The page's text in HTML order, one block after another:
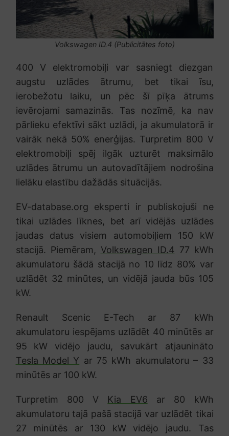
Volkswagen ID.4 (Publicitātes foto)
400 V elektromobiļi var sasniegt diezgan
augstu uzlādes ātrumu, bet tikai īsu,
ierobežotu laiku, un pēc šī pīķa ātrums
ievērojami samazinās. Tas nozīmē, ka nav
pārlieku efektīvi sākt uzlādi, ja akumulatorā ir
vairāk nekā 50% enerģijas. Turpretim 800 V
elektromobiļi spēj ilgāk uzturēt maksimālo
uzlādes ātrumu un autovadītājiem nodrošina
lielāku elastību dažādās situācijās.
EV-database.org eksperti ir publiskojuši ne
tikai uzlādes līknes, bet arī vidējās uzlādes
jaudas datus visiem automobiļiem 150 kW
stacijā. Piemēram, Volkswagen ID.4 77 kWh
akumulatoru šādā stacijā no 10 līdz 80% var
uzlādēt 32 minūtes, un vidējā jauda būs 105
kW.
Renault Scenic E-Tech ar 87 kWh
akumulatoru iespējams uzlādēt 40 minūtēs ar
95 kW vidējo jaudu, savukārt atjaunināto
Tesla Model Y ar 75 kWh akumulatoru – 33
minūtēs ar 100 kW.
Turpretim 800 V Kia EV6 ar 80 kWh
akumulatoru tajā pašā stacijā var uzlādēt tikai
27 minūtēs ar 130 kW vidējo jaudu. Tas